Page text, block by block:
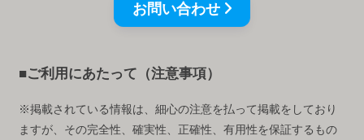
お問い合わせ
■ご利用にあたって（注意事項）
※掲載されている情報は、細心の注意を払って掲載をしており
ますが、その完全性、確実性、正確性、有用性を保証するもの